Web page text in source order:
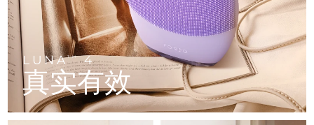
LUNATM4
真实有效
LUNA™ 4 go
For travel or gym bag
LUNA™ 护肤
Premium cleansers & balm
BEAR™ 设备
All premium facelift devices
UFO™ 3 go
Portable red light therapy
面膜
issa™ 4 baby
For ages 0-3
issa™ Teeth Whitening Set
FAQ™ 102
Advanced clinical anti-aging
FAQ™ 103
Luxurious clinical anti-aging set
FAQ™ 202
LED mask
FAQ™ 211
Anti-aging neck & décolleté LED mask
生发
FAQ™ 301
LED hair strengthening scalp massager
FAQ™ Scalp Serum
肌肤年轻化
FAQ™ 501
Full-Spectrum Red Light Therapy
FAQ™ 502
保健品
NEW
克罗地亚 预计送达日期11/8/26
塞浦路斯 预计送达日期12/8/26
捷克 预计送达日期
丹麦 预计送达日期11/8/26